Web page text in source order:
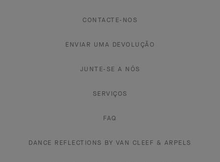
CONTACTE-NOS
ENVIAR UMA DEVOLUÇÃO
JUNTE-SE A NÓS
SERVIÇOS
FAQ
DANCE REFLECTIONS BY VAN CLEEF & ARPELS